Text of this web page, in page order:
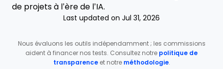
de projets à l’ère de l’IA.
Last updated on Jul 31, 2026
Nous évaluons les outils indépendamment ; les commissions
aident à financer nos tests. Consultez notre politique de
transparenceet notre méthodologie.